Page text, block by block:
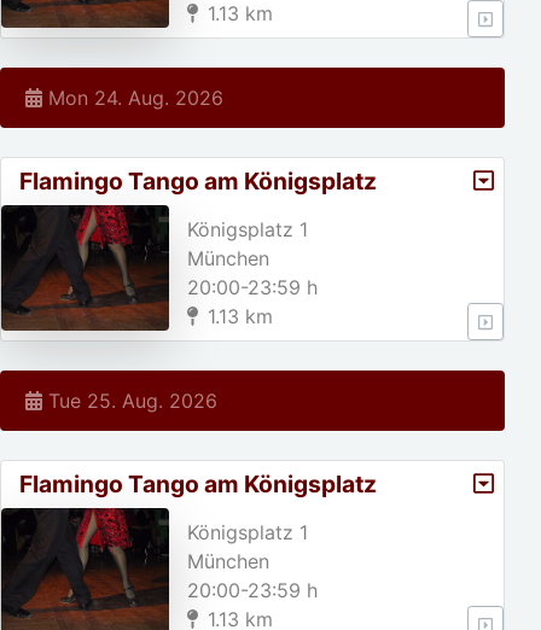
1.13 km
Mon 24. Aug. 2026
Flamingo Tango am Königsplatz
Königsplatz 1
München
20:00-23:59 h
1.13 km
Tue 25. Aug. 2026
Flamingo Tango am Königsplatz
Königsplatz 1
München
20:00-23:59 h
1.13 km